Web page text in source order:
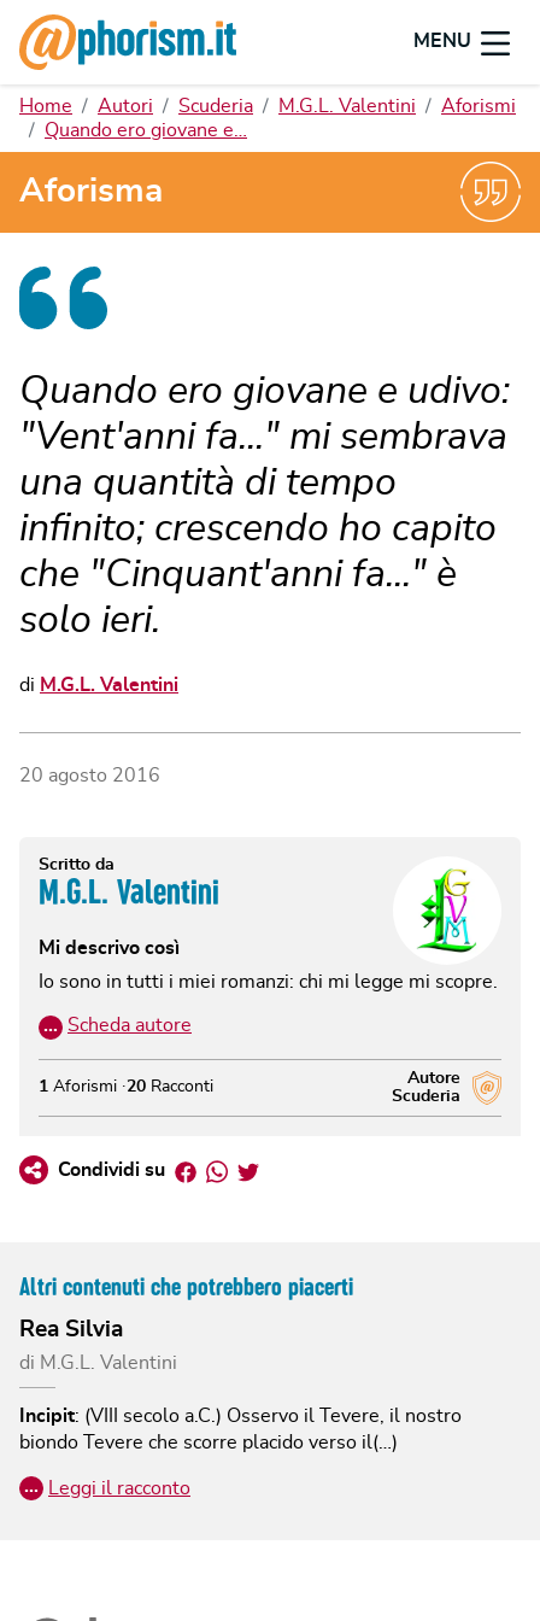
MENU
Home Autori Scuderia M.G.L. Valentini
Aforismi
Quando ero giovane e…
Aforisma
Quando ero giovane e udivo:
"Vent'anni fa..." mi sembrava
una quantità di tempo
infinito; crescendo ho capito
che "Cinquant'anni fa..." è
solo ieri.
di M.G.L. Valentini
20 agosto 2016
Scritto da
M.G.L. Valentini
Mi descrivo così
Io sono in tutti i miei romanzi: chi mi legge mi scopre.
… Scheda autore
Autore
Scuderia
1 Aforismi 20 Racconti
Condividi su Facebook
Whatsapp
Twitter
Altri contenuti che potrebbero piacerti
Rea Silvia
di M.G.L. Valentini
Incipit: (VIII secolo a.C.) Osservo il Tevere, il nostro
biondo Tevere che scorre placido verso il(…)
… Leggi il racconto